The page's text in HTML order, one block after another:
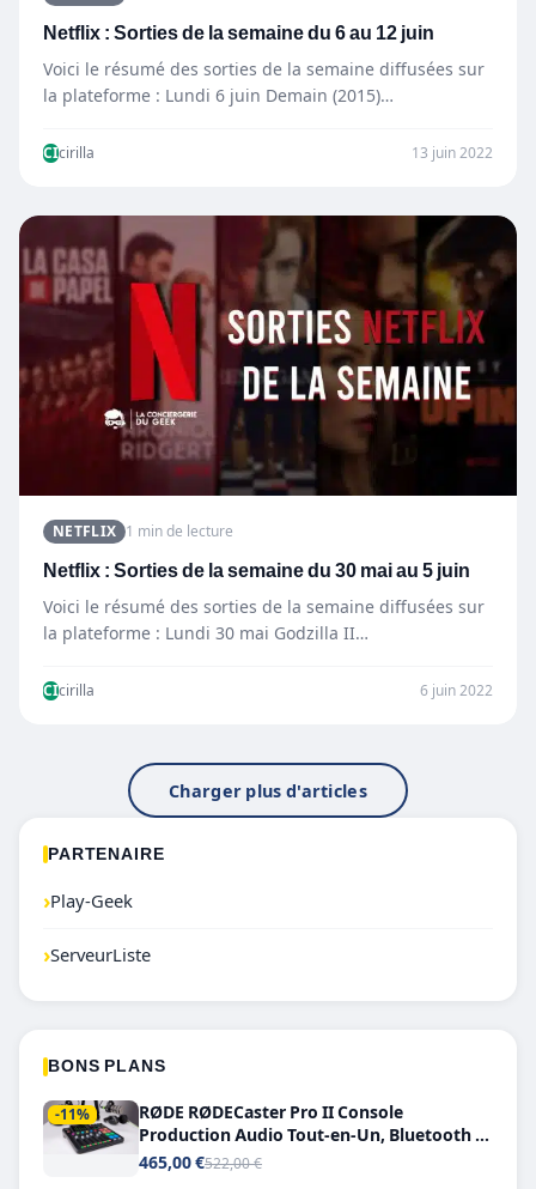
Netflix : Sorties de la semaine du 6 au 12 juin
Voici le résumé des sorties de la semaine diffusées sur
la plateforme : Lundi 6 juin Demain (2015)…
CIcirilla 13 juin 2022
NETFLIX 1 min de lecture
Netflix : Sorties de la semaine du 30 mai au 5 juin
Voici le résumé des sorties de la semaine diffusées sur
la plateforme : Lundi 30 mai Godzilla II…
CIcirilla 6 juin 2022
Charger plus d'articles
PARTENAIRE
›Play-Geek
›ServeurListe
BONS PLANS
-11%
RØDE RØDECaster Pro II Console
Production Audio Tout-en-Un, Bluetooth et
Double USB-C
465,00 €522,00 €